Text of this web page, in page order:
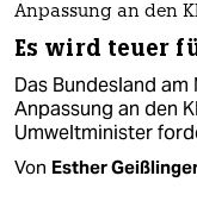
Anpassung an den
Es wird teuer
Das Bundesland
Anpassung an den
Umweltminister
Von Esther